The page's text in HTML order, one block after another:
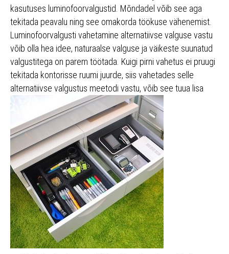
kasutuses luminofoorvalgustid. Mõndadel võib see aga
tekitada peavalu ning see omakorda töökuse vähenemist.
Luminofoorvalgusti vahetamine alternatiivse valguse vastu
võib olla hea idee, naturaalse valguse ja väikeste suunatud
valgustitega on parem töötada. Kuigi pirni vahetus ei pruugi
tekitada kontorisse ruumi juurde, siis vahetades selle
alternatiivse valgustus meetodi vastu, võib see tuua lisa